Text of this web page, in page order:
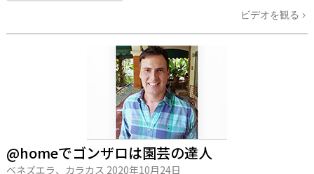
ビデオを観る
@homeでゴンザロは園芸の達人
ベネズエラ、カラカス 2020年10月24日